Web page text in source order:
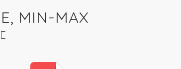
MIN-MAX